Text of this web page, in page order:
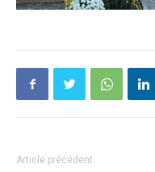
Article précédent